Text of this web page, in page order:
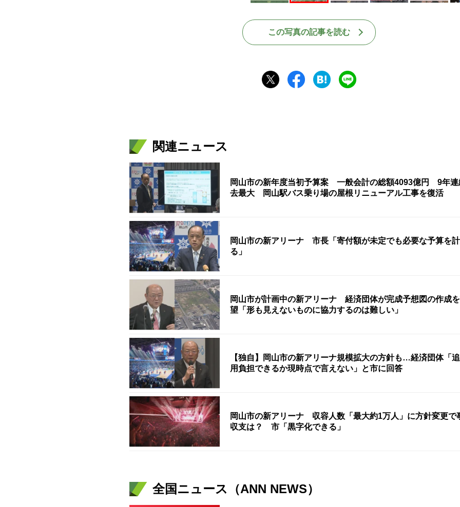
この写真の記事を読む
関連ニュース
岡山市の新年度当初予算案 一般会計の総額4093億円 9年連
去最大 岡山駅バス乗り場の屋根リニューアル工事を復活
岡山市の新アリーナ 市長「寄付額が未定でも必要な予算を
る」
岡山市が計画中の新アリーナ 経済団体が完成予想図の作成
望「形も見えないものに協力するのは難しい」
【独自】岡山市の新アリーナ規模拡大の方針も…経済団体「
用負担できるか現時点で言えない」と市に回答
岡山市の新アリーナ 収容人数「最大約1万人」に方針変更で
収支は？ 市「黒字化できる」
全国ニュース（ANN NEWS）